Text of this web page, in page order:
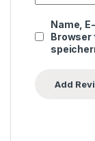
Name,
Browser